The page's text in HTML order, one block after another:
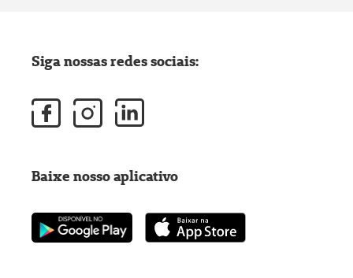
Siga nossas redes sociais:
Baixe nosso aplicativo